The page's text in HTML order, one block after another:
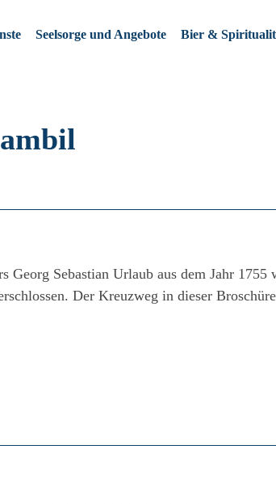
Seelsorge und Angebote Bier &
Sebastian Urlaub aus dem Jahr 1755
Der Kreuzweg in dieser